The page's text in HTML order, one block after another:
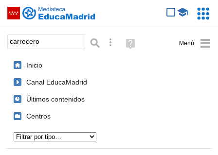
Saltar navegación
Palabra o frase: Búsqueda avanzada
Ayuda
(en
Inicio
Canal EducaMadrid
Últimos contenidos
Centros